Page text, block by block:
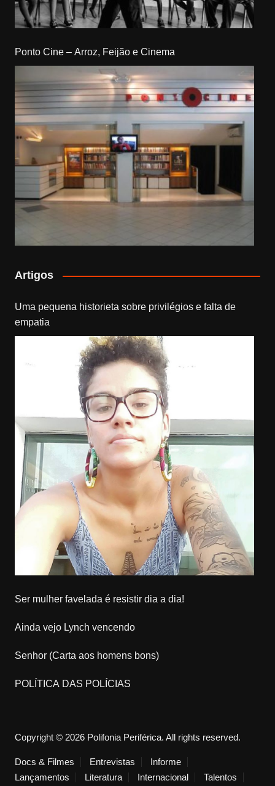
Ponto Cine – Arroz, Feijão e Cinema
Artigos
Uma pequena historieta sobre privilégios e falta de
empatia
Ser mulher favelada é resistir dia a dia!
Ainda vejo Lynch vencendo
Senhor (Carta aos homens bons)
POLÍTICA DAS POLÍCIAS
Copyright © 2026 Polifonia Periférica. All rights reserved.
Docs & Filmes Entrevistas
Informe
Lançamentos
Literatura Internacional Talentos